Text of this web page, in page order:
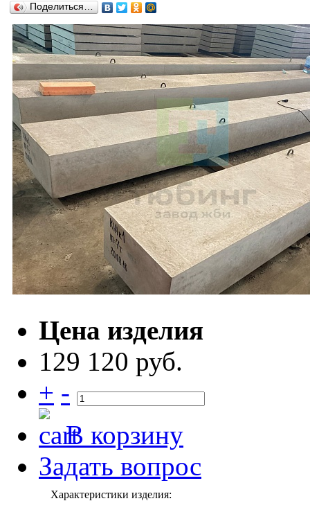
Поделиться…
Цена изделия
129 120 руб.
+ -
В корзину
Задать вопрос
Характеристики изделия: